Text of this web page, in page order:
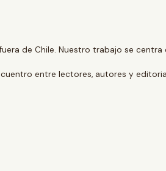
de Chile. Nuestro trabajo se centra
entre lectores, autores y